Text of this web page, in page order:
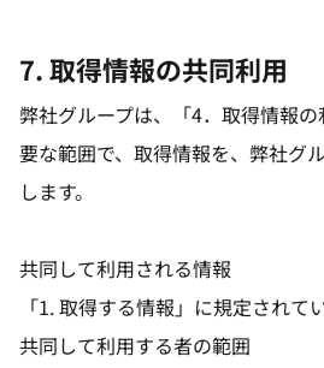
7. 取得情報の共同利用
弊社グループは、「4．取得情報
要な範囲で、取得情報を、弊社グ
します。
共同して利用される情報
「1. 取得する情報」に規定されて
共同して利用する者の範囲